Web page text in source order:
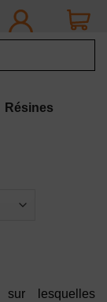
Résines
lesquelles